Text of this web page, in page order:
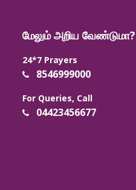
மேலும் அறிய வேண்டுமா?
24*7 Prayers
8546999000
For Queries, Call
04423456677